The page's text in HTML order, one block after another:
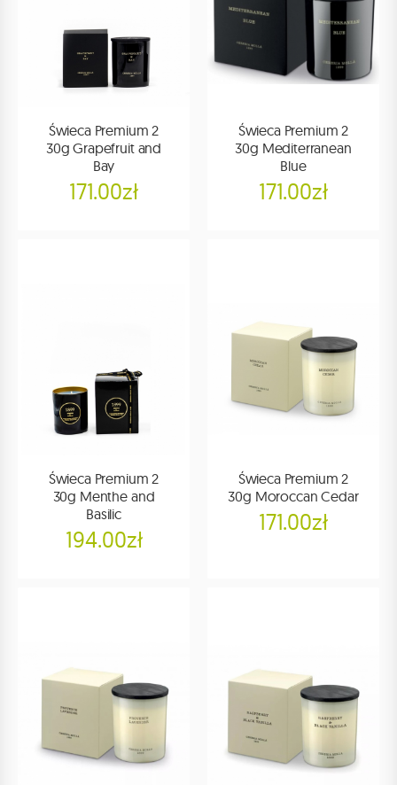
Świeca Premium 2
30g Grapefruit and
Bay
171.00zł
Świeca Premium 2
30g Mediterranean
Blue
171.00zł
Świeca Premium 2
30g Menthe and
Basilic
194.00zł
Świeca Premium 2
30g Moroccan Cedar
171.00zł